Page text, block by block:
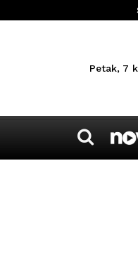
Petak, 7